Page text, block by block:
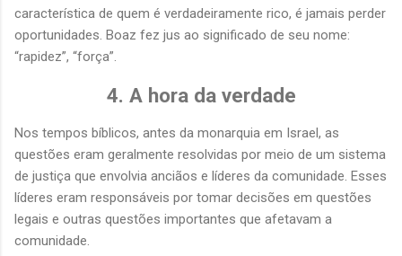
característica de quem é verdadeiramente rico, é jamais perder
oportunidades. Boaz fez jus ao significado de seu nome:
“rapidez”, “força”.
4. A hora da verdade
Nos tempos bíblicos, antes da monarquia em Israel, as
questões eram geralmente resolvidas por meio de um sistema
de justiça que envolvia anciãos e líderes da comunidade. Esses
líderes eram responsáveis ​​por tomar decisões em questões
legais e outras questões importantes que afetavam a
comunidade.